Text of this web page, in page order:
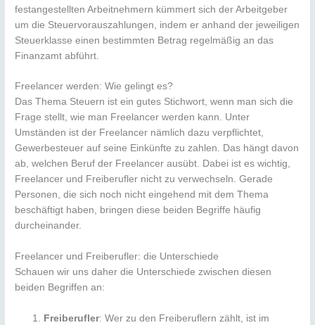
festangestellten Arbeitnehmern kümmert sich der Arbeitgeber
um die Steuervorauszahlungen, indem er anhand der jeweiligen
Steuerklasse einen bestimmten Betrag regelmäßig an das
Finanzamt abführt.
Freelancer werden: Wie gelingt es?
Das Thema Steuern ist ein gutes Stichwort, wenn man sich die
Frage stellt, wie man Freelancer werden kann. Unter
Umständen ist der Freelancer nämlich dazu verpflichtet,
Gewerbesteuer auf seine Einkünfte zu zahlen. Das hängt davon
ab, welchen Beruf der Freelancer ausübt. Dabei ist es wichtig,
Freelancer und Freiberufler nicht zu verwechseln. Gerade
Personen, die sich noch nicht eingehend mit dem Thema
beschäftigt haben, bringen diese beiden Begriffe häufig
durcheinander.
Freelancer und Freiberufler: die Unterschiede
Schauen wir uns daher die Unterschiede zwischen diesen
beiden Begriffen an:
Freiberufler: Wer zu den Freiberuflern zählt, ist im